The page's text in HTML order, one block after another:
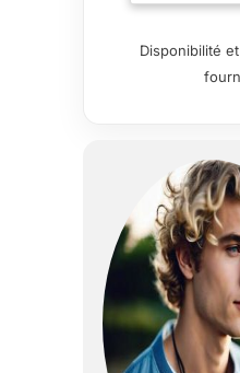
du parfum
assure la
toutes les
marques/
Bois
naturel
éclairage
réglable.
Disponibilité